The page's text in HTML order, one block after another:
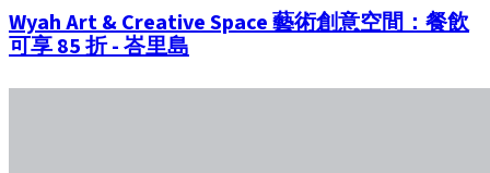
Wyah Art & Creative Space 藝術創意空間：餐飲
可享 85 折 - 峇里島